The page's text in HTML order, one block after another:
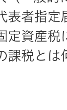
表者指定
定資産税
課税とは